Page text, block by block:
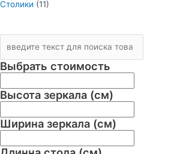
Столики (11)
Выбрать стоимость
Высота зеркала (см)
Ширина зеркала (см)